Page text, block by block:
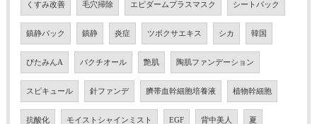
くすみ改善 毛穴掃除 エピダームプラスマスク シートパック
鎮静パック 鎮静 炎症 ツボクサエキス シカ 韓国
びたみんA バクチオール 艶肌 陶肌ファンデーション
スピキュール 針ファンデ 臍帯血幹細胞培養液 植物幹細胞
抗酸化 モイストシャインミスト EGF 背中美人 夏